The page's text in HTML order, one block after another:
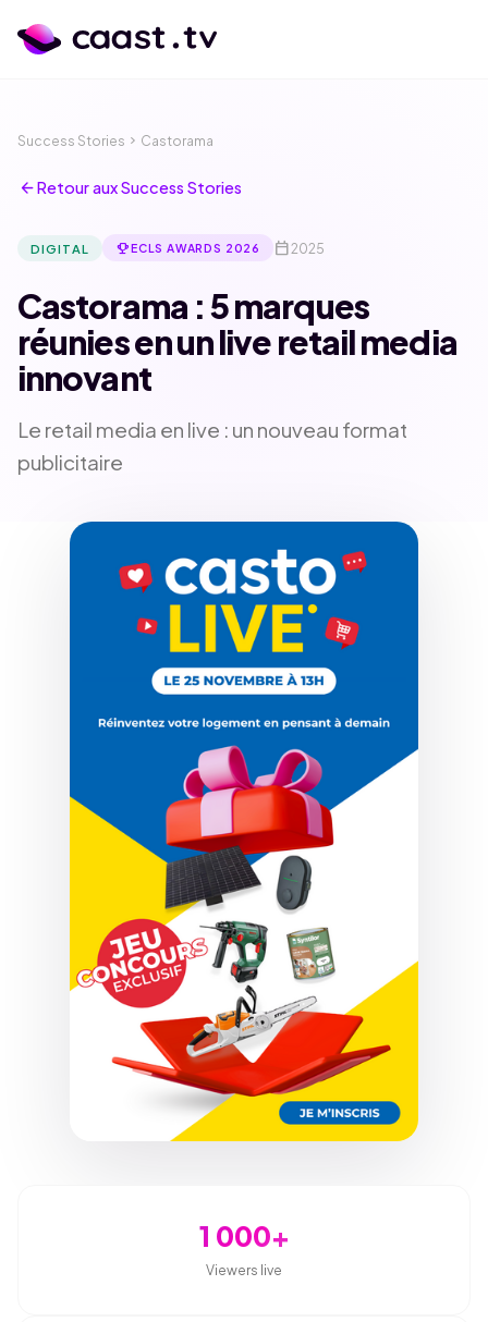
Success Stories chevron_right Castorama
arrow_backRetour aux Success Stories
DIGITAL emoji_eventsECLS AWARDS 2026 calendar_today2025
Castorama : 5 marques
réunies en un live retail media
innovant
Le retail media en live : un nouveau format
publicitaire
1 000+
Viewers live